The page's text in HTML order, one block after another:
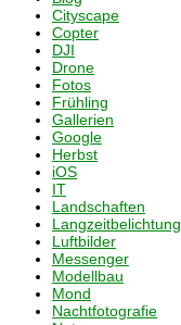
Cityscape
Copter
DJI
Drone
Fotos
Frühling
Gallerien
Google
Herbst
iOS
IT
Landschaften
Langzeitbelichtung
Luftbilder
Messenger
Modellbau
Mond
Nachtfotografie